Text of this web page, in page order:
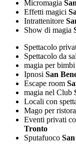
Micromagia
Effetti magici
Intrattenitore
Show di magia
Spettacolo
Spettacolo da
magia per bimbi
Ipnosi San
Escape room
magia nel Club
Locali con
Mago per
Eventi privati
Tronto
Sputafuoco